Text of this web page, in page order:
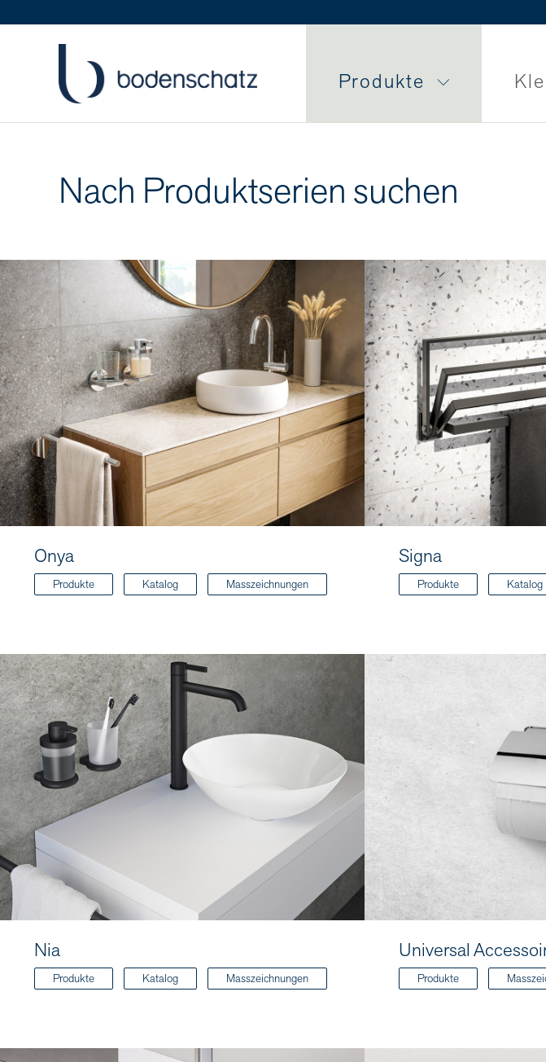
Produkte
Nach Produktserien suchen
Onya
Produkte Katalog Masszeichnungen
Signa
Produkte Katalog
Nia
Produkte Katalog Masszeichnungen
Universal
Produkte